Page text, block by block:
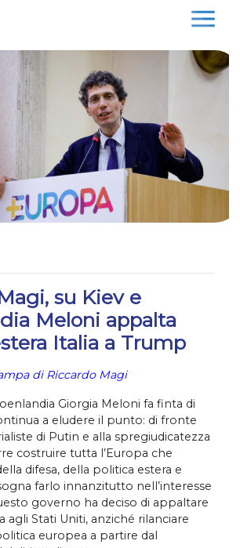
su Kiev e
Meloni appalta
Italia a Trump
di Riccardo Magi
Giorgia Meloni fa finta di
a eludere il punto: di fronte
di Putin e alla spregiudicatezza
costruire tutta l’Europa che
difesa, della politica estera e
farlo innanzitutto nell’interesse
governo ha deciso di appaltare
agli Stati Uniti, anziché rilanciare
europea a partire dal